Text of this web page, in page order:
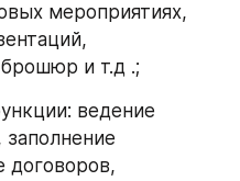
мероприятиях,
и т.д .;
ведение
договоров,